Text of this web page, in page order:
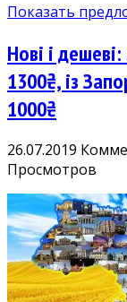
Показать
Нові і
1300₴, із
1000₴
26.07.2019
Просмотров